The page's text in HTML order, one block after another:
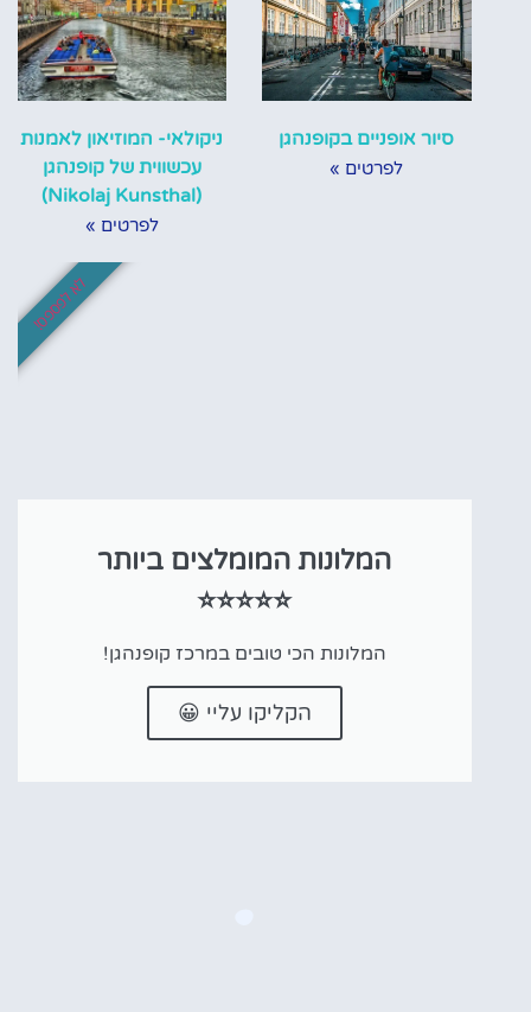
סיור אופניים בקופנהגן
לפרטים »
ניקולאי- המוזיאון לאמנות
עכשווית של קופנהגן
(Nikolaj Kunsthal)
לפרטים »
המלונות המומלצים ביותר
⭐⭐⭐⭐⭐
המלונות הכי טובים במרכז קופנהגן!
הקליקו עליי 😀
לא לפספס!